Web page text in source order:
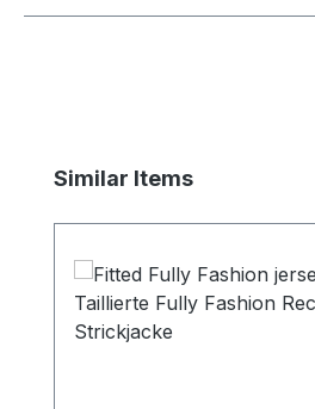
Ignorer la galerie de produits
Similar Items